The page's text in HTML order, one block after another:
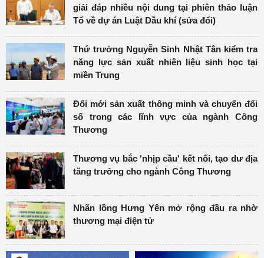
giải đáp nhiều nội dung tại phiên thảo luận
Tổ về dự án Luật Dầu khí (sửa đổi)
Thứ trưởng Nguyễn Sinh Nhật Tân kiểm tra
năng lực sản xuất nhiên liệu sinh học tại
miền Trung
Đổi mới sản xuất thông minh và chuyển đổi
số trong các lĩnh vực của ngành Công
Thương
Thương vụ bắc 'nhịp cầu' kết nối, tạo dư địa
tăng trưởng cho ngành Công Thương
Nhãn lồng Hưng Yên mở rộng đầu ra nhờ
thương mại điện tử